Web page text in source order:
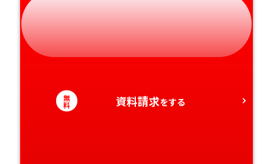
静岡県
愛知県
和歌山県
徳島県
香川県
愛媛県
大分県
宮崎県
鹿児島県
無
料 資料請求をする